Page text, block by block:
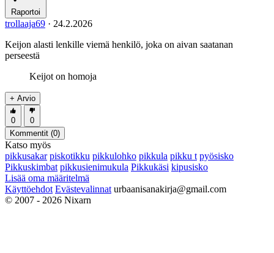
Raportoi
trollaaja69 · 24.2.2026
Keijon alasti lenkille viemä henkilö, joka on aivan saatanan
perseestä
Keijot on homoja
+ Arvio
0
0
Kommentit (0)
Katso myös
pikkusakar piskotikku pikkulohko pikkula pikku t pyösisko
Pikkuskimbat pikkusienimukula Pikkukäsi kipusisko
Lisää oma määritelmä
Käyttöehdot Evästevalinnat urbaanisanakirja@gmail.com
© 2007 - 2026 Nixarn